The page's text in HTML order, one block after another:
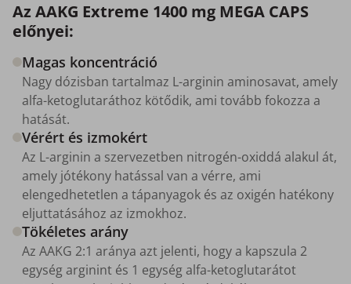
Az AAKG Extreme 1400 mg MEGA CAPS
előnyei:
Magas koncentráció
Nagy dózisban tartalmaz L-arginin aminosavat, amely
alfa-ketoglutaráthoz kötődik, ami tovább fokozza a
hatását.
Vérért és izmokért
Az L-arginin a szervezetben nitrogén-oxiddá alakul át,
amely jótékony hatással van a vérre, ami
elengedhetetlen a tápanyagok és az oxigén hatékony
eljuttatásához az izmokhoz.
Tökéletes arány
Az AAKG 2:1 aránya azt jelenti, hogy a kapszula 2
egység arginint és 1 egység alfa-ketoglutarátot